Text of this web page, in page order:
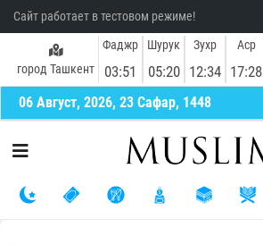
Сайт работает в тестовом режиме!
город Ташкент
Фаджр
03:51
Шурук
05:20
Зухр
12:34
Аср
17:28
06 Август, 2026, 23 Сафар, 1448